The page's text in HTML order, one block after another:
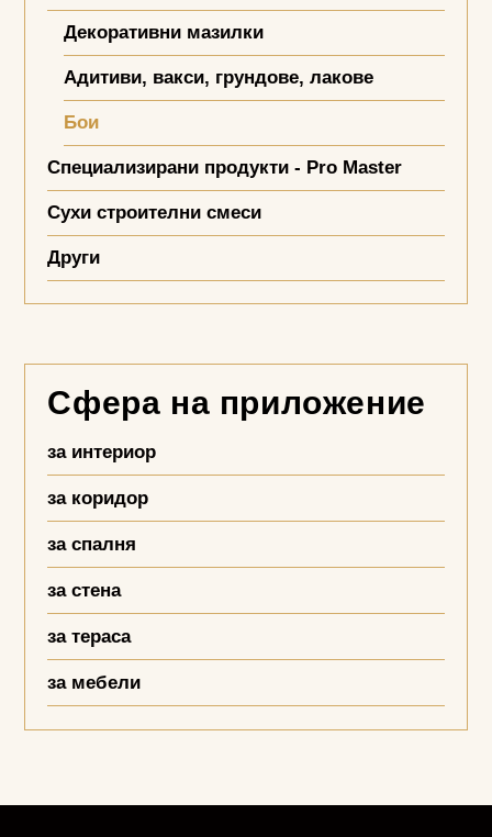
Декоративни мазилки
Адитиви, вакси, грундове, лакове
Бои
Специализирани продукти - Pro Master
Сухи строителни смеси
Други
Сфера на приложение
за интериор
за коридор
за спалня
за стена
за тераса
за мебели